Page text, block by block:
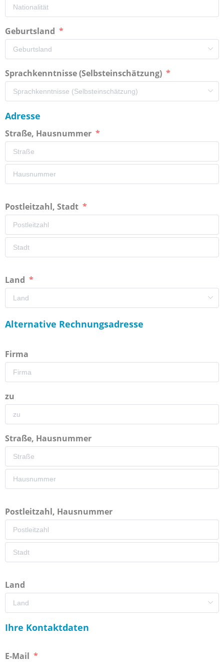
Geburtsland
Sprachkenntnisse (Selbsteinschätzung)
Adresse
Straße, Hausnummer
Postleitzahl, Stadt
Land
Alternative Rechnungsadresse
Firma
zu
Straße, Hausnummer
Postleitzahl, Hausnummer
Land
Ihre Kontaktdaten
E-Mail